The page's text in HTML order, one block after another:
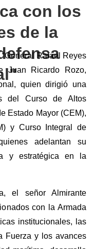
con los
de la
Rafael Reyes
Juan Ricardo Rozo,
quien dirigió una
del Curso de Altos
Estado Mayor (CEM),
y Curso Integral de
adelantan su
y estratégica en la
el señor Almirante
con la Armada
institucionales, las
Fuerza y los avances